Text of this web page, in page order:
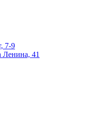
7-9
Ленина, 41